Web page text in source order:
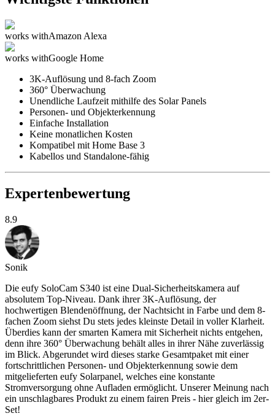
works withAmazon Alexa
works withGoogle Home
3K-Auflösung und 8-fach Zoom
360° Überwachung
Unendliche Laufzeit mithilfe des Solar Panels
Personen- und Objekterkennung
Einfache Installation
Keine monatlichen Kosten
Kompatibel mit Home Base 3
Kabellos und Standalone-fähig
Expertenbewertung
8.9
Sonik
Die eufy SoloCam S340 ist eine Dual-Sicherheitskamera auf
absolutem Top-Niveau. Dank ihrer 3K-Auflösung, der
hochwertigen Blendenöffnung, der Nachtsicht in Farbe und dem 8-
fachen Zoom siehst Du stets jedes kleinste Detail in voller Klarheit.
Überdies kann der smarten Kamera mit Sicherheit nichts entgehen,
denn ihre 360° Überwachung behält alles in ihrer Nähe zuverlässig
im Blick. Abgerundet wird dieses starke Gesamtpaket mit einer
fortschrittlichen Personen- und Objekterkennung sowie dem
mitgelieferten eufy Solarpanel, welches eine konstante
Stromversorgung ohne Aufladen ermöglicht. Unserer Meinung nach
ein unschlagbares Produkt zu einem fairen Preis - hier gleich im 2er-
Set!